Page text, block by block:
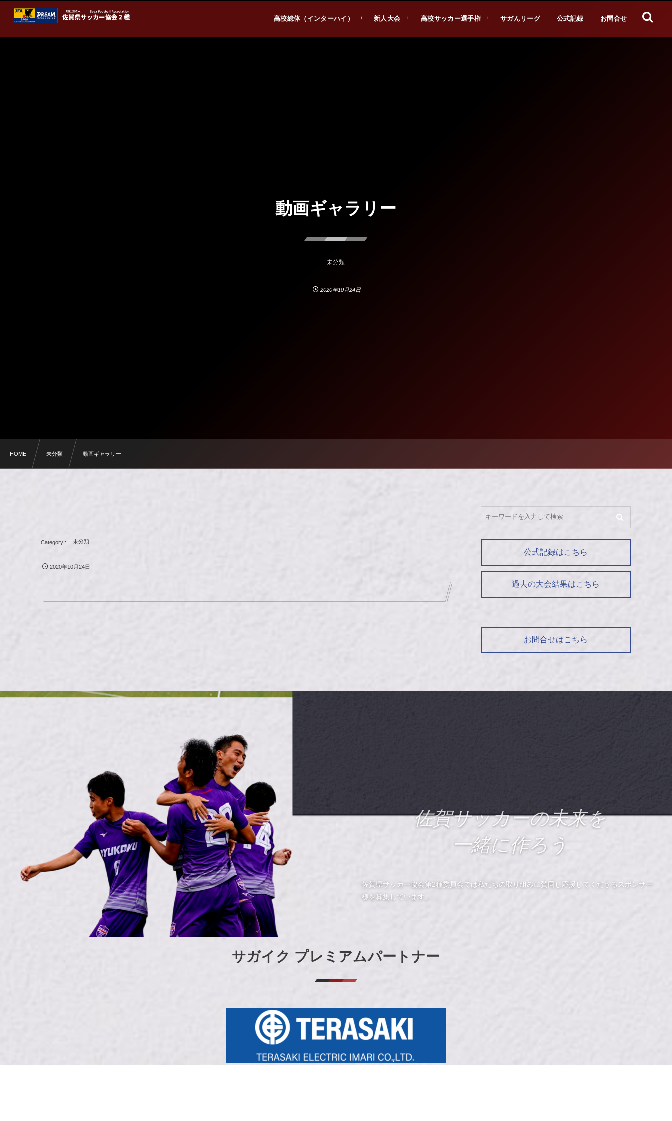
高校総体（インターハイ） 新人大会 高校サッカー選手権 サガんリーグ 公式記録 お問合せ
動画ギャラリー
未分類
2020年10月24日
HOME 未分類 動画ギャラリー
未分類
2020年10月24日
公式記録はこちら
過去の大会結果はこちら
お問合せはこちら
佐賀サッカーの未来を
一緒に作ろう
佐賀県サッカー協会第2種委員会では私たちの取り組みに賛同し応援してくださるスポンサー
様を募集しています。
サガイク プレミアムパートナー